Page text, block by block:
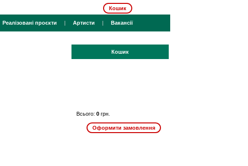
Кошик
Реалізовані проєкти | Артисти | Вакансії
Кошик
Всього: 0 грн.